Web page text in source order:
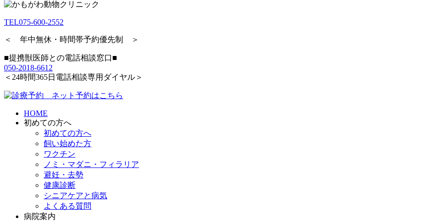
TEL075-600-2552
＜ 年中無休・時間帯予約優先制 ＞
■提携獣医師との電話相談窓口■
050-2018-6612
＜24時間365日電話相談専用ダイヤル＞
HOME
初めての方へ
初めての方へ
飼い始めた方
ワクチン
ノミ・マダニ・フィラリア
避妊・去勢
健康診断
シニアケアと病気
よくある質問
病院案内